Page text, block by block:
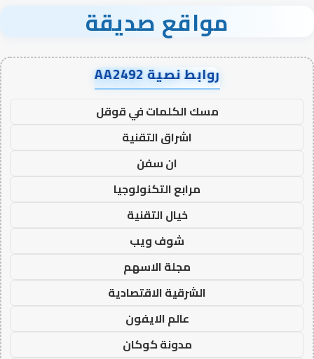
مواقع صديقة
روابط نصية AA2492
مسك الكلمات في قوقل
اشراق التقنية
ان سفن
مرابع التكنولوجيا
خيال التقنية
شوف ويب
مجلة الاسهم
الشرقية الاقتصادية
عالم الايفون
مدونة كوكان